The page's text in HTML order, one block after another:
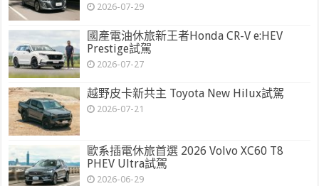
2026-07-29
國產電油休旅新王者Honda CR-V e:HEV
Prestige試駕
2026-07-27
越野皮卡新共主 Toyota New Hilux試駕
2026-07-21
歐系插電休旅首選 2026 Volvo XC60 T8
PHEV Ultra試駕
2026-06-29